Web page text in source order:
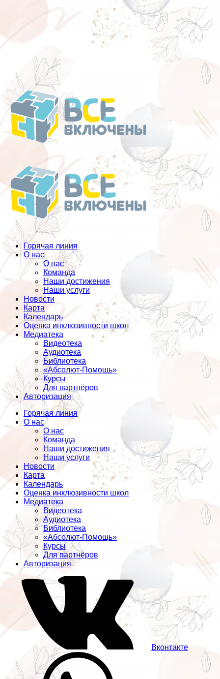
Перейти
к
содержанию
Горячая линия
О нас
О нас
Команда
Наши достижения
Наши услуги
Новости
Карта
Календарь
Оценка инклюзивности школ
Медиатека
Видеотека
Аудиотека
Библиотека
«Абсолют-Помощь»
Курсы
Для партнёров
Авторизация
Горячая линия
О нас
О нас
Команда
Наши достижения
Наши услуги
Новости
Карта
Календарь
Оценка инклюзивности школ
Медиатека
Видеотека
Аудиотека
Библиотека
«Абсолют-Помощь»
Курсы
Для партнёров
Авторизация
Вконтакте